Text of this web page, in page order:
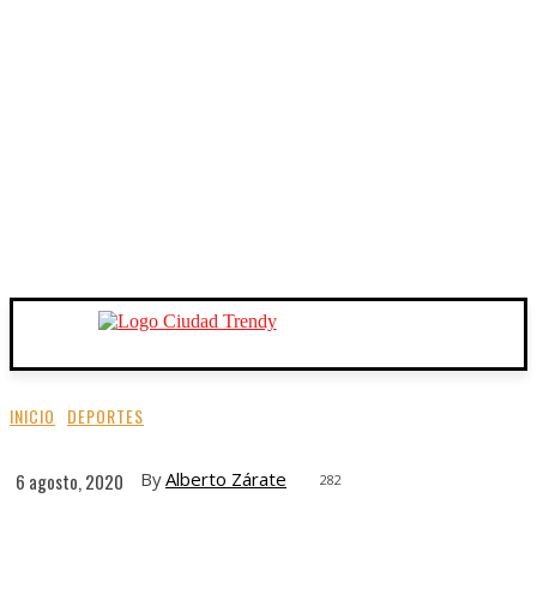
INICIO DEPORTES
6 agosto, 2020 ByAlberto Zárate 282